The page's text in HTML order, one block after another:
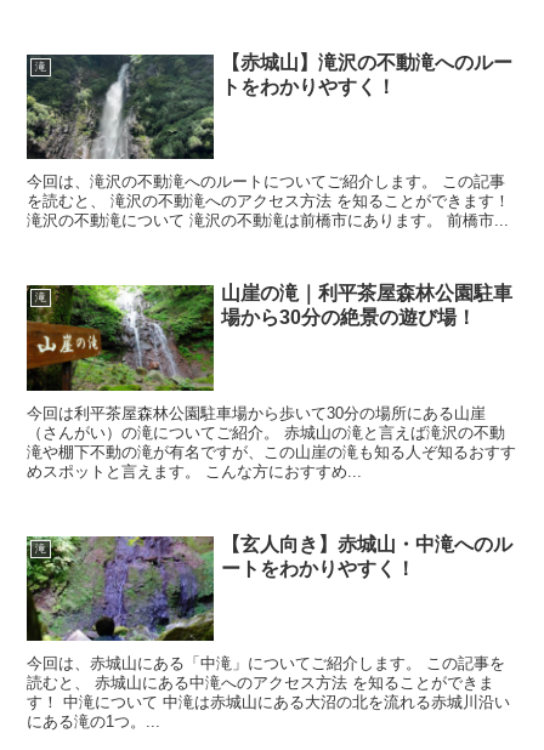
滝
【赤城山】滝沢の不動滝へのルー
トをわかりやすく！
今回は、滝沢の不動滝へのルートについてご紹介します。 この記事
を読むと、 滝沢の不動滝へのアクセス方法 を知ることができます！
滝沢の不動滝について 滝沢の不動滝は前橋市にあります。 前橋市...
滝
山崖の滝｜利平茶屋森林公園駐車
場から30分の絶景の遊び場！
今回は利平茶屋森林公園駐車場から歩いて30分の場所にある山崖
（さんがい）の滝についてご紹介。 赤城山の滝と言えば滝沢の不動
滝や棚下不動の滝が有名ですが、この山崖の滝も知る人ぞ知るおすす
めスポットと言えます。 こんな方におすすめ...
滝
【玄人向き】赤城山・中滝へのル
ートをわかりやすく！
今回は、赤城山にある「中滝」についてご紹介します。 この記事を
読むと、 赤城山にある中滝へのアクセス方法 を知ることができま
す！ 中滝について 中滝は赤城山にある大沼の北を流れる赤城川沿い
にある滝の1つ。...